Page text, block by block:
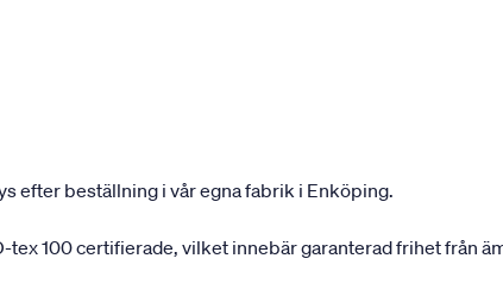
efter beställning i vår egna fabrik i Enköping.
tex 100 certifierade, vilket innebär garanterad frihet från